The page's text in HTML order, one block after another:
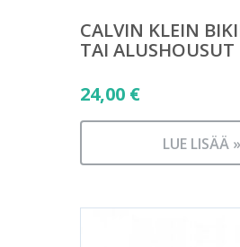
CALVIN KLEIN
TAI ALUSHOUSUT
24,00 €
LUE LISÄÄ »